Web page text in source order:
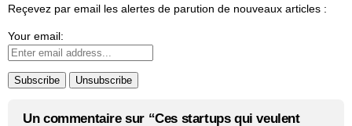
Reçevez par email les alertes de parution de nouveaux articles :
Your email:
Un commentaire sur “Ces startups qui veulent